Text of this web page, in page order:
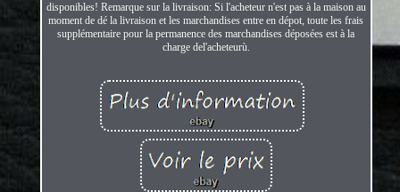
disponibles! Remarque sur la livraison: Si l'acheteur n'est pas à la maison au
moment de dé la livraison et les marchandises entre en dépot, toute les frais
supplémentaire pour la permanence des marchandises déposées est à la
charge del'acheteurù.